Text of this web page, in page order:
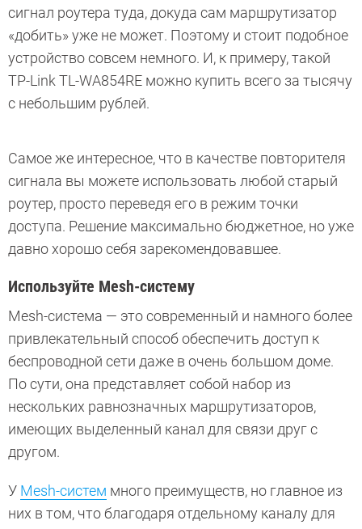
сигнал роутера туда, докуда сам маршрутизатор
«добить» уже не может. Поэтому и стоит подобное
устройство совсем немного. И, к примеру, такой
TP-Link TL-WA854RE можно купить всего за тысячу
с небольшим рублей.
Самое же интересное, что в качестве повторителя
сигнала вы можете использовать любой старый
роутер, просто переведя его в режим точки
доступа. Решение максимально бюджетное, но уже
давно хорошо себя зарекомендовавшее.
Используйте Mesh-систему
Mesh-система — это современный и намного более
привлекательный способ обеспечить доступ к
беспроводной сети даже в очень большом доме.
По сути, она представляет собой набор из
нескольких равнозначных маршрутизаторов,
имеющих выделенный канал для связи друг с
другом.
У Mesh-систем много преимуществ, но главное из
них в том, что благодаря отдельному каналу для